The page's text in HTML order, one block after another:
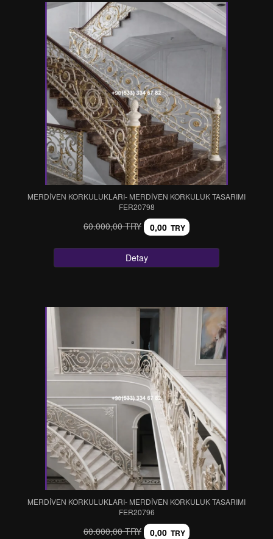
MERDİVEN KORKULUKLARI- MERDİVEN KORKULUK TASARIMI
FER20798
60.000,00 TRY 0,00 TRY
Detay
MERDİVEN KORKULUKLARI- MERDİVEN KORKULUK TASARIMI
FER20796
60.000,00 TRY 0,00 TRY